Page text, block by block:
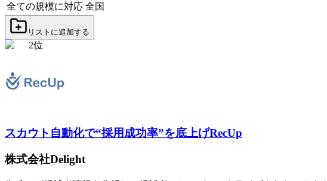
全ての規模に対応 全国
リストに追加する
2位
スカウト自動化で“採用成功率”を底上げRecUp
株式会社Delight